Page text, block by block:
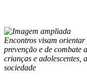
Encontros visam orientar
prevenção e de combate
crianças e
sociedade